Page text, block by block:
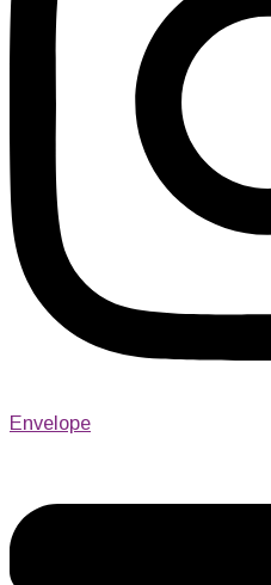
Envelope